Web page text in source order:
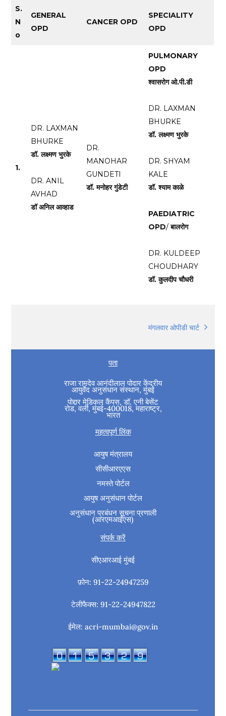
S.
N
o
GENERAL
OPD
CANCER OPD
SPECIALITY
OPD
1.
DR. LAXMAN
BHURKE
डॉ. लक्ष्मण भुरके
DR. ANIL
AVHAD
डॉ अनिल आव्हाड
DR.
MANOHAR
GUNDETI
डॉ. मनोहर गुंडेटी
PULMONARY
OPD
श्वासरोग ओ.पी.डी
DR. LAXMAN
BHURKE
डॉ. लक्ष्मण भुरके
DR. SHYAM
KALE
डॉ. श्याम काळे
PAEDIATRIC
OPD/बालरोग
DR. KULDEEP
CHOUDHARY
डॉ. कुलदीप चौधरी
मंगलवार ओपीडी चार्ट
पता
राजा रामदेव आनंदीलाल पोदार केंद्रीय
आयुर्वेद अनुसंधान संस्थान, मुंबई
पोद्दार मेडिकल कैंपस, डॉ. एनी बेसेंट
रोड, वर्ली, मुंबई-400018, महाराष्ट्र,
भारत
महत्वपूर्ण लिंक
आयुष मंत्रालय
सीसीआरएएस
नमस्ते पोर्टल
आयुष अनुसंधान पोर्टल
अनुसंधान प्रबंधन सूचना प्रणाली
(आरएमआईएस)
संपर्क करें
सीएआरआई मुंबई
फ़ोन: 91-22-24947259
टेलीफैक्स: 91-22-24947822
ईमेल: acri-mumbai@gov.in